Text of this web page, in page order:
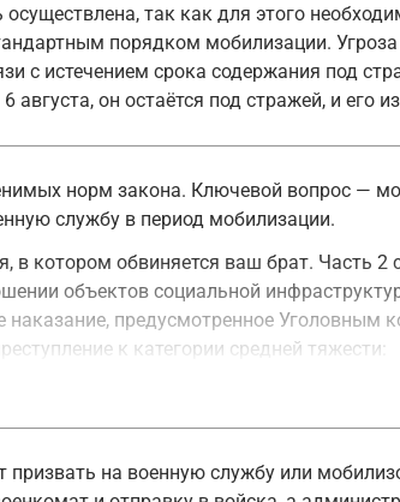
так как для этого
порядком мобилизации.
с истечением срока содержания под
августа, он остаётся под стражей, и
норм закона. Ключевой вопрос —
службу в период мобилизации.
в котором обвиняется ваш брат. Часть
объектов социальной
предусмотренное Уголовным
к категории средней тяжести:
на военную службу или